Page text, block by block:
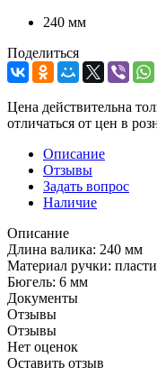
240 мм
Поделиться
Цена действительна
отличаться от цен в
Описание
Отзывы
Задать вопрос
Наличие
Описание
Длина валика: 240 мм
Материал ручки:
Бюгель: 6 мм
Документы
Отзывы
Отзывы
Нет оценок
Оставить отзыв